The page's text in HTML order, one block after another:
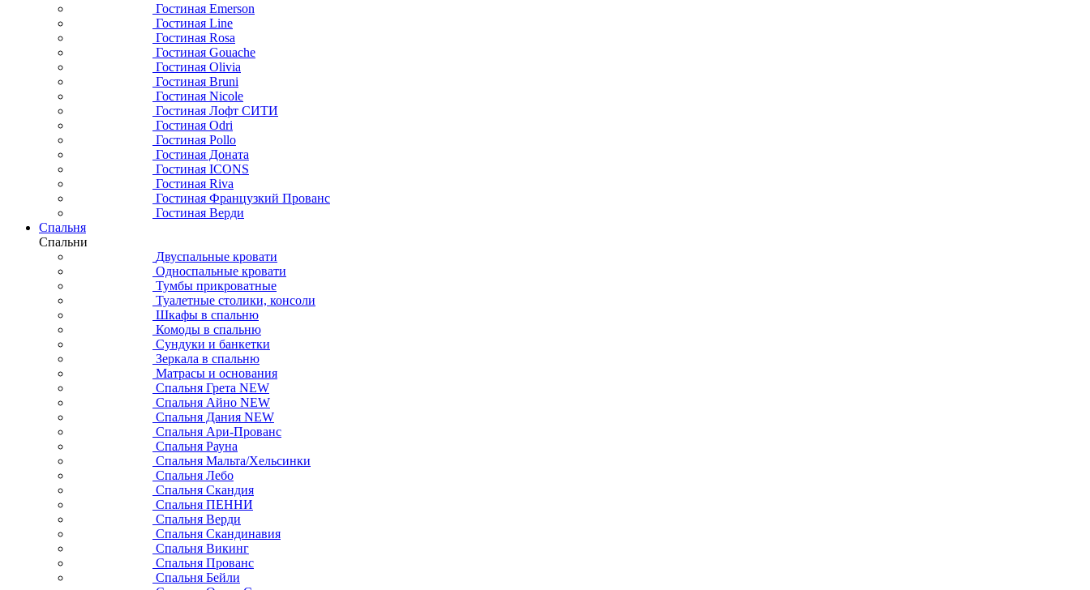
Гостиная Emerson
Гостиная Line
Гостиная Rosa
Гостиная Gouache
Гостиная Olivia
Гостиная Bruni
Гостиная Nicole
Гостиная Лофт СИТИ
Гостиная Odri
Гостиная Pollo
Гостиная Доната
Гостиная ICONS
Гостиная Riva
Гостиная Французкий Прованс
Гостиная Верди
Спальня
Спальни
Двуспальные кровати
Односпальные кровати
Тумбы прикроватные
Туалетные столики, консоли
Шкафы в спальню
Комоды в спальню
Сундуки и банкетки
Зеркала в спальню
Матрасы и основания
Спальня Грета NEW
Спальня Айно NEW
Спальня Дания NEW
Спальня Ари-Прованс
Спальня Рауна
Спальня Мальта/Хельсинки
Спальня Лебо
Спальня Скандия
Спальня ПЕННИ
Спальня Верди
Спальня Скандинавия
Спальня Викинг
Спальня Прованс
Спальня Бейли